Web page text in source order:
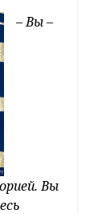
–Вы –
Вы